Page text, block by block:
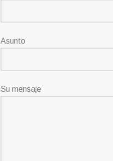
Asunto
Su mensaje